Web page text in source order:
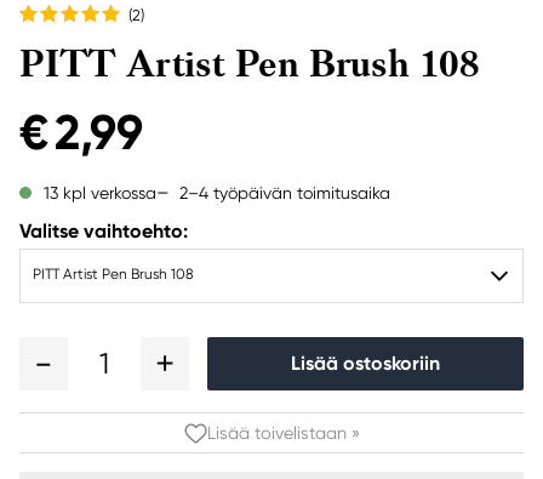
(2)
PITT Artist Pen Brush 108
€ 2,99
13 kpl verkossa 2–4 työpäivän toimitusaika
Valitse vaihtoehto:
PITT Artist Pen Brush 108
1 Lisää ostoskoriin
Lisää toivelistaan »